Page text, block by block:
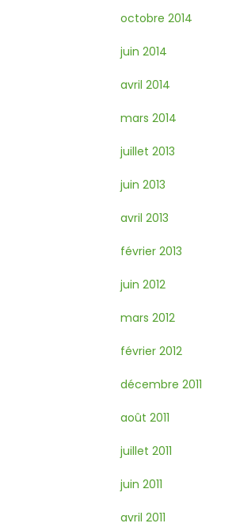
octobre 2014
juin 2014
avril 2014
mars 2014
juillet 2013
juin 2013
avril 2013
février 2013
juin 2012
mars 2012
février 2012
décembre 2011
août 2011
juillet 2011
juin 2011
avril 2011